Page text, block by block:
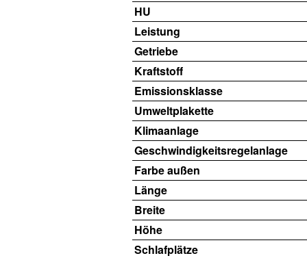
HU
Leistung
Getriebe
Kraftstoff
Emissionsklasse
Umweltplakette
Klimaanlage
Geschwindigkeitsregelanlage
Farbe außen
Länge
Breite
Höhe
Schlafplätze